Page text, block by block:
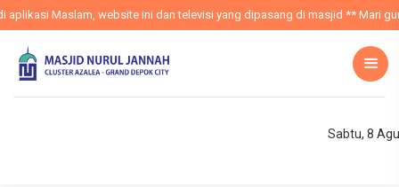
Maslam, website ini dan televisi yang dipasang di masjid ** Mari
Sabtu, 8